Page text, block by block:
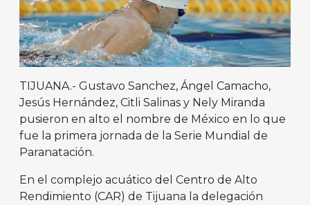
TIJUANA.- Gustavo Sanchez, Ángel Camacho,
Jesús Hernández, Citli Salinas y Nely Miranda
pusieron en alto el nombre de México en lo que
fue la primera jornada de la Serie Mundial de
Paranatación.
En el complejo acuático del Centro de Alto
Rendimiento (CAR) de Tijuana la delegación